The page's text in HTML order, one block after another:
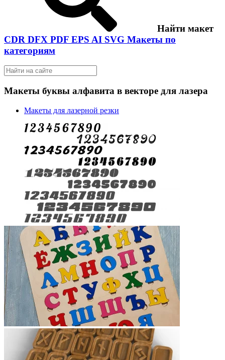
Найти макет
CDR DFX PDF EPS AI SVG Макеты по
категориям
Макеты буквы алфавита в векторе для лазера
Макеты для лазерной резки